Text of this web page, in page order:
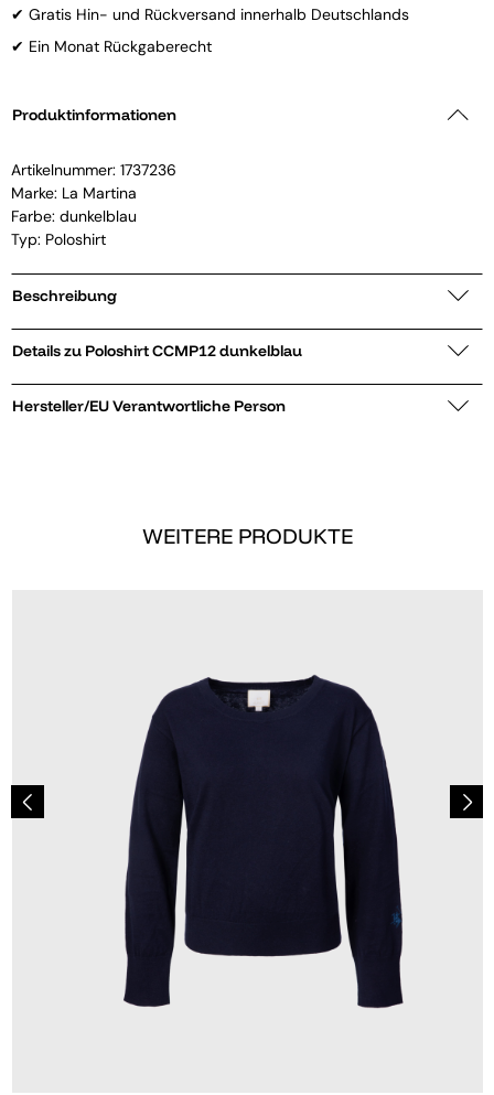
✔ Gratis Hin- und Rückversand innerhalb Deutschlands
✔ Ein Monat Rückgaberecht
Produktinformationen
Artikelnummer: 1737236
Marke: La Martina
Farbe: dunkelblau
Typ: Poloshirt
Beschreibung
Details zu Poloshirt CCMP12 dunkelblau
Hersteller/EU Verantwortliche Person
WEITERE PRODUKTE